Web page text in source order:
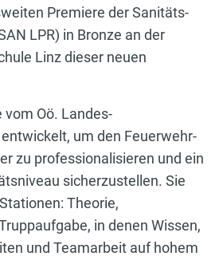
Premiere der Sanitäts-
LPR) in Bronze an der
Linz dieser neuen
vom Oö. Landes-
um den Feuerwehr-
zu professionalisieren und ein
sicherzustellen. Sie
Theorie,
in denen Wissen,
und Teamarbeit auf hohem